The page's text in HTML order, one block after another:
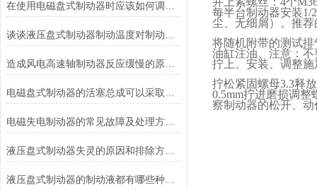
造成风电高速轴制动器反应缓慢的原因有哪些？
电磁失电制动器的常见故障及处理方法讲解
液压盘式制动器失灵的原因和排除方法介绍
液压盘式制动器的制动液都有哪些种类？
每半台制动器安装1/2
尘、无细屑）。推
将随机附带的测试
油缸注油、注意：
拧上。安装、调整施
拧松紧固螺母3.3释
0.5mm拧进磨损调整
察制动器的松开、